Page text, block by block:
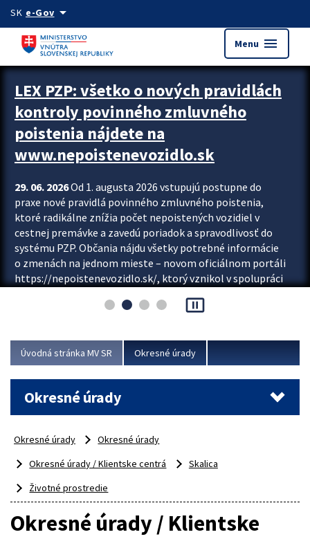
Preskocit na hlavný obsah
SK e-Govarrow_drop_down
Menu menu
Zastavit automatický posun upútavok
LEX PZP: všetko o nových pravidlách
kontroly povinného zmluvného
poistenia nájdete na
www.nepoistenevozidlo.sk
29. 06. 2026Od 1. augusta 2026 vstupujú postupne do
praxe nové pravidlá povinného zmluvného poistenia,
ktoré radikálne znížia počet nepoistených vozidiel v
cestnej premávke a zavedú poriadok a spravodlivosť do
systému PZP. Občania nájdu všetky potrebné informácie
o zmenách na jednom mieste – novom oficiálnom portáli
https://nepoistenevozidlo.sk/, ktorý vznikol v spolupráci
asociácie poisťovní (SLASPO) a Ministerstva vnútra SR.
Viac
pause_presentation
Úvodná stránka MV SR Okresné úrady
Okresné úrady
Okresné úrady
Okresné úrady
Okresné úrady / Klientske centrá
Skalica
Životné prostredie
Okresné úrady / Klientske